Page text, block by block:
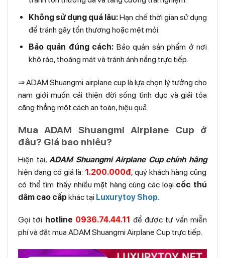
Không sử dụng quá lâu:Hạn chế thời gian sử dụng
để tránh gây tổn thương hoặc mệt mỏi.
Bảo quản đúng cách: Bảo quản sản phẩm ở nơi
khô ráo, thoáng mát và tránh ánh nắng trực tiếp.
⇒ ADAM Shuangmi airplane cup là lựa chọn lý tưởng cho
nam giới muốn cải thiện đời sống tình dục và giải tỏa
căng thẳng một cách an toàn, hiệu quả.
Mua ADAM Shuangmi Airplane Cup ở
đâu? Giá bao nhiêu?
Hiện tại, ADAM Shuangmi Airplane Cup chính hãng
hiện đang có giá là: 1.200.000đ, quý khách hàng cũng
có thể tìm thấy nhiều mặt hàng cùng các loại cốc thủ
dâm cao cấpkhác tại Luxurytoy Shop
Gọi tới hotline 0936.74.44.11 để được tư vấn miễn
phí và đặt mua ADAM Shuangmi Airplane Cup trực tiếp.